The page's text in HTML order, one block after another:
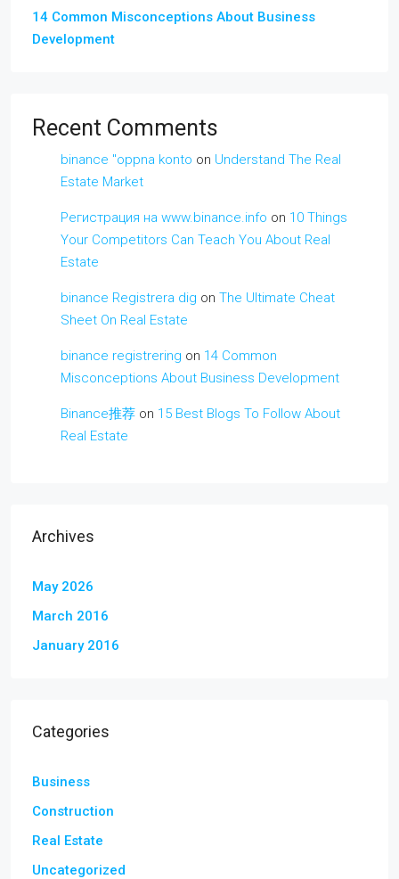
14 Common Misconceptions About Business
Development
Recent Comments
binance "oppna konto on Understand The Real
Estate Market
Регистрация на www.binance.info on 10 Things
Your Competitors Can Teach You About Real
Estate
binance Registrera dig on The Ultimate Cheat
Sheet On Real Estate
binance registrering on 14 Common
Misconceptions About Business Development
Binance推荐 on 15 Best Blogs To Follow About
Real Estate
Archives
May 2026
March 2016
January 2016
Categories
Business
Construction
Real Estate
Uncategorized